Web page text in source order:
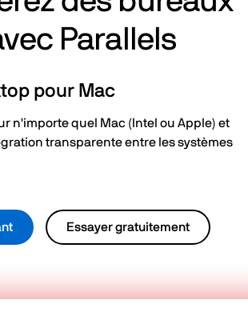
Parallels
pour Mac
n'importe quel Mac (Intel ou Apple) et
transparente entre les systèmes
Essayer gratuitement